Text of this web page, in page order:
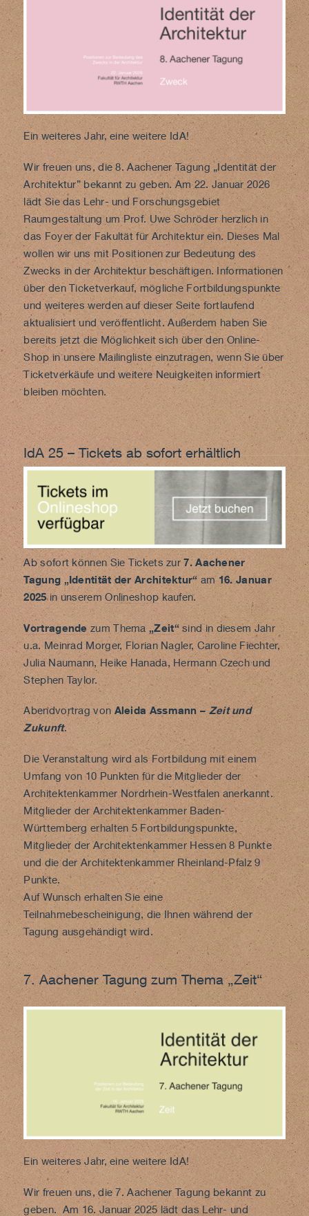
Ein weiteres Jahr, eine weitere IdA!
Wir freuen uns, die 8. Aachener Tagung „Identität der
Architektur” bekannt zu geben. Am 22. Januar 2026
lädt Sie das Lehr- und Forschungsgebiet
Raumgestaltung um Prof. Uwe Schröder herzlich in
das Foyer der Fakultät für Architektur ein. Dieses Mal
wollen wir uns mit Positionen zur Bedeutung des
Zwecks in der Architektur beschäftigen. Informationen
über den Ticketverkauf, mögliche Fortbildungspunkte
und weiteres werden auf dieser Seite fortlaufend
aktualisiert und veröffentlicht. Außerdem haben Sie
bereits jetzt die Möglichkeit sich über denOnline-
Shopin unsere Mailingliste einzutragen, wenn Sie über
Ticketverkäufe und weitere Neuigkeiten informiert
bleiben möchten.
IdA 25 – Tickets ab sofort erhältlich
Ab sofort können Sie Tickets zur7. Aachener
Tagung „Identität der Architektur“ am16. Januar
2025in unseremOnlineshopkaufen.
Vortragende zum Thema„Zeit“sind in diesem Jahr
u.a. Meinrad Morger, Florian Nagler, Caroline Fiechter,
Julia Naumann, Heike Hanada, Hermann Czech und
Stephen Taylor.
Abendvortrag von Aleida Assmann –Zeit und
Zukunft.
Die Veranstaltung wird als Fortbildung mit einem
Umfang von 10 Punkten für die Mitglieder der
Architektenkammer Nordrhein-Westfalen anerkannt.
Mitglieder der Architektenkammer Baden-
Württemberg erhalten 5 Fortbildungspunkte,
Mitglieder der Architektenkammer Hessen 8 Punkte
und die der Architektenkammer Rheinland-Pfalz 9
Punkte.
Auf Wunsch erhalten Sie eine
Teilnahmebescheinigung, die Ihnen während der
Tagung ausgehändigt wird.
7. Aachener Tagung zum Thema „Zeit“
Ein weiteres Jahr, eine weitere IdA!
Wir freuen uns, die 7. Aachener Tagung bekannt zu
geben. Am 16. Januar 2025 lädt das Lehr- und